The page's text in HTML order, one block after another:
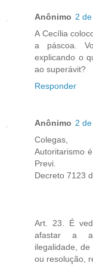
Anônimo 2
A Cecília
a páscoa.
explicando o
ao superávit?
Responder
Anônimo 2
Colegas,
Autoritarismo
Previ.
Decreto 7123
Art. 23. É
afastar a
ilegalidade,
ou resolução,